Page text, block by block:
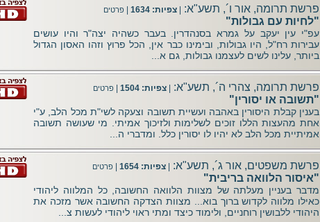
פרשת תרומה, אור ו´, תשע"א: | צפיות: 1634 | פרטים
"לחיות עם גבולות"
עפ"י עין יעקב על גמרא בסנהדרין. בעבר כשהיה יצה"ר והיו עושים
עבירות רח"ל, היו גבולות, ובימינו כבר אין, הכל פרוץ וזהו האסון הגדול
ביותר, עלינו לשים לעצמנו גבולות, גם א...
פרשת תרומה, צהרי ה´, תשע"א: | צפיות: 1504 | פרטים
"תשובה או יסורין"
בענין קבלת היסורין באהבה ועשיית תשובה וצעקה לשי"ת מכל הלב, ע"י
אחת מהעצות הללו זוכים לשלימות ולזיכוך אמיתי. מי שעושה תשובה
אמיתיית מכל הלב לא יהיו לו יסורין כלל. ומדברי ה...
פרשת משפטים, אור ג´, תשע"א: | צפיות: 1654 | פרטים
"איסור הלוואה בריבית"
מדבר בעניין מעלתה של מצוות הלוואה החשובה, כל המלווה ליהודי
כאילו מלווה לקדוש ברוך בוא... מצוות הצדקה החשובה אשר מזכה את
היהודי ללבושין רוחניים, ולימוד כיצד ומתי ראוי ליהודי לעשות צ...